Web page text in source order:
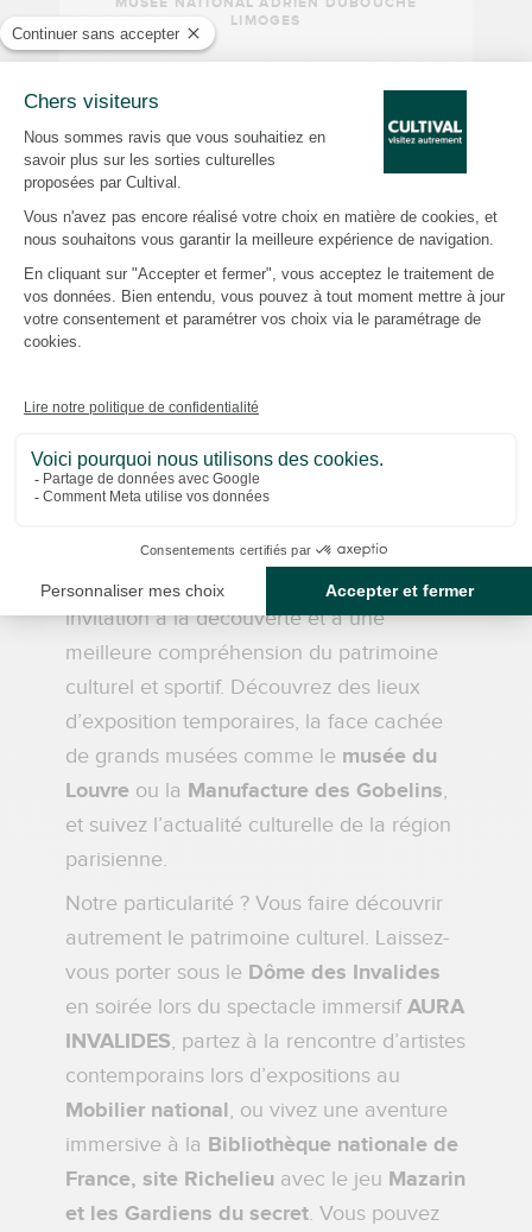
LIMOGES
Depuis 26 ans, nous concevons des visites
guidées qui révèlent les facettes
méconnues du patrimoine parisien et
francilien. Des ateliers de la
Lachaise, en passant par l’ambiance
singulière du
Stade de France , la
découverte duCentre National du
Centre National de Rugbyà Linas-
Marcoussis, chaque visite est une
invitation à la découverte et à une
meilleure compréhension du patrimoine
culturel et sportif. Découvrez des lieux
d’exposition temporaires, la face cachée
de grands musées comme le musée du
Louvre ou la Manufacture des Gobelins,
et suivez l’actualité culturelle de la région
parisienne.
Notre particularité ? Vous faire découvrir
autrement le patrimoine culturel. Laissez-
vous porter sous le Dôme des Invalides
en soirée lors du spectacle immersifAURA
INVALIDES, partez à la rencontre d’artistes
contemporains lors d’expositions au
Mobilier national, ou vivez une aventure
immersive à la Bibliothèque nationale de
France, site Richelieu avec le jeu Mazarin
et les Gardiens du secret. Vous pouvez